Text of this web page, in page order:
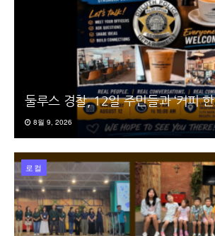
둘루스 경찰, 12일 주민들과 ‘커피 한
8월 9, 2026
로컬